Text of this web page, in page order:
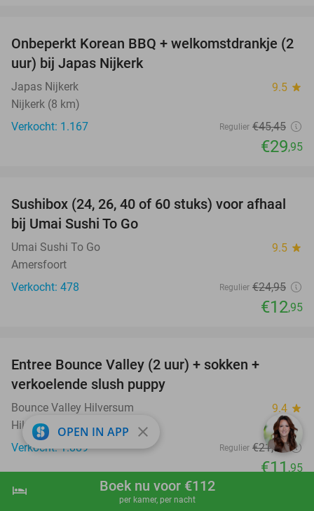
shopping_cart Boek nu
hotel Boek nu voor €112
per kamer, per nacht
34%
Onbeperkt Korean BBQ + welkomstdrankje (2
uur) bij Japas Nijkerk
Japas Nijkerk 9.5 star
Nijkerk (8 km)
Verkocht: 1.167
Regulier €45,45
€29,95
48%
Sushibox (24, 26, 40 of 60 stuks) voor afhaal
bij Umai Sushi To Go
Umai Sushi To Go 9.5 star
Amersfoort
Verkocht: 478
Regulier €24,95
€12,95
Entree Bounce Valley (2 uur) + sokken +
verkoelende slush puppy
Bounce Valley Hilversum 9.4 star
Hilversum (13 km)
Verkocht: 1.889
Regulier €21,95
€11,95
OPEN IN APP close